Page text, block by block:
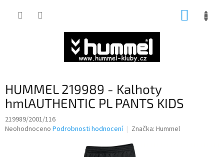
HUMMEL 219989 - Kalhoty
hmlAUTHENTIC PL PANTS KIDS
219989/2001/116
Průměrné
Neohodnoceno Podrobnosti hodnocení Značka: Hummel